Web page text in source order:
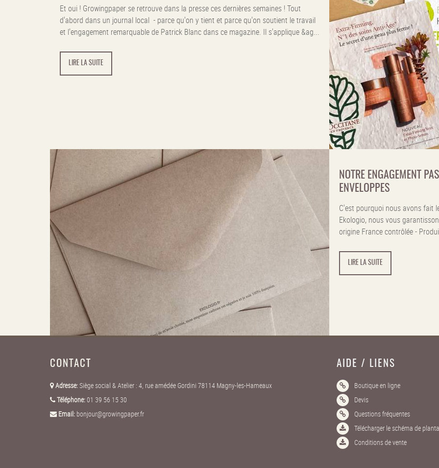
Et oui ! Growingpaper se retrouve dans la presse ces dernières semaines ! Tout
d'abord dans un journal local - parce qu'on y tient et parce qu'on soutient le travail
et l'engagement remarquable de Patrick Blanc dans ce magazine. Il s'applique &ag...
LIRE LA SUITE
NOTRE ENGAGEMENT
ENVELOPPES
C'est pourquoi nous avons fait
Ekologio, nous vous
origine France contrôlée -
LIRE LA SUITE
CONTACT
Adresse:Siège social & Atelier : 4, rue amédée Gordini 78114 Magny-les-Hameaux
Téléphone:01 39 56 15 30
Email: bonjour@growingpaper.fr
AIDE / LIENS
Boutique en ligne
Devis
Questions fréquentes
Télécharger le schéma de
Conditions de vente